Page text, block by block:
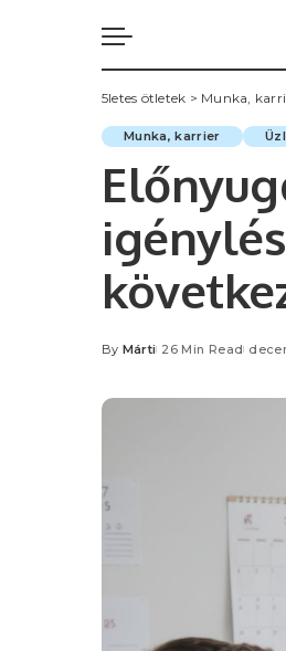
5letes ötletek > Munka,
Munka, karrier
Posted
By Márti 26 Min Read